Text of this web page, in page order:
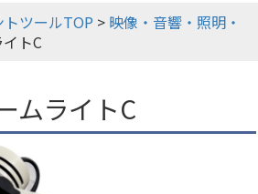
トツールTOP > 映像・音響・照明・
トC
ムライトC